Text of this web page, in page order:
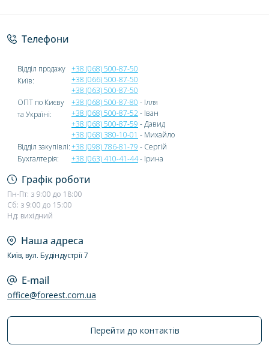
Телефони
Відділ продажу
Київ:
+38 (068) 500-87-50
+38 (066) 500-87-50
+38 (063) 500-87-50
ОПТ по Києву
та Україні:
+38 (068) 500-87-80 - Ілля
+38 (068) 500-87-52- Іван
+38 (068) 500-87-59 - Давид
+38 (068) 380-10-01 - Михайло
Відділ закупівлі:+38 (098) 786-81-79 - Сергій
Бухгалтерія:
+38 (063) 410-41-44- Ірина
Графік роботи
Пн-Пт: з 9:00 до 18:00
Сб: з 9:00 до 15:00
Нд: вихідний
Наша адреса
Київ, вул. Будіндустрії 7
E-mail
office@foreest.com.ua
Перейти до контактів